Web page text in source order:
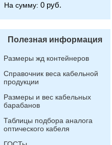
На сумму: 0 руб.
Полезная информация
Размеры жд контейнеров
Справочник веса кабельной
продукции
Размеры и вес кабельных
барабанов
Таблицы подбора аналога
оптического кабеля